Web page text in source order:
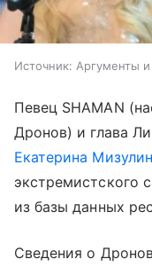
Источник: Аргументы
Певец SHAMAN
Дронов) и глава
Екатерина
экстремистского
из базы данных
Сведения о